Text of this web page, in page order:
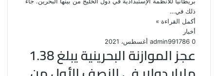
ذلك في…
أكمل القراءة »
أخبار
admin9917 أغسطس، 2021 0
عجز الموازنة البحرينية يبلغ 1.38